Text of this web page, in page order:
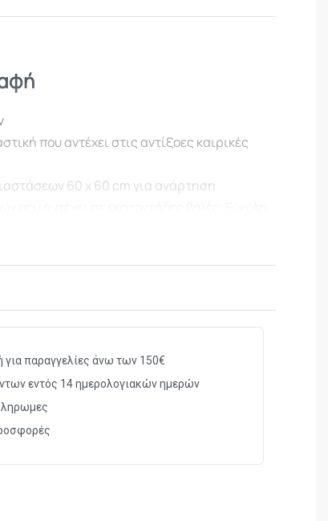
που αντέχει στις αντίξοες καιρικές
60 x 60 cm για ανάρτηση
παραγγελίες άνω των 150€
εντός 14 ημερολογιακών ημερών